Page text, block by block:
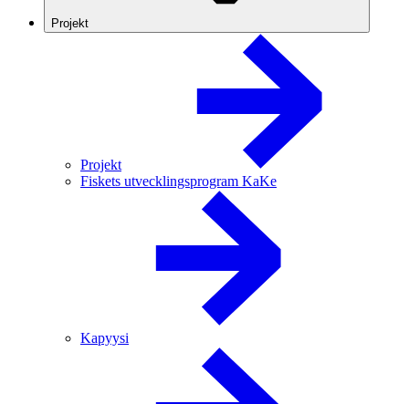
Projekt
Projekt
Fiskets utvecklingsprogram KaKe
Kapyysi